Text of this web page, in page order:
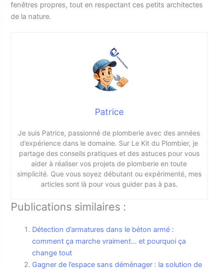
fenêtres propres, tout en respectant ces petits architectes
de la nature.
Patrice
Je suis Patrice, passionné de plomberie avec des années
d’expérience dans le domaine. Sur Le Kit du Plombier, je
partage des conseils pratiques et des astuces pour vous
aider à réaliser vos projets de plomberie en toute
simplicité. Que vous soyez débutant ou expérimenté, mes
articles sont là pour vous guider pas à pas.
Publications similaires :
Détection d’armatures dans le béton armé :
comment ça marche vraiment… et pourquoi ça
change tout
Gagner de l’espace sans déménager : la solution de